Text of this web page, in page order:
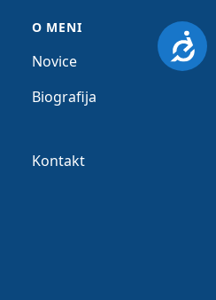
O MENI
Novice
Biografija
Kontakt